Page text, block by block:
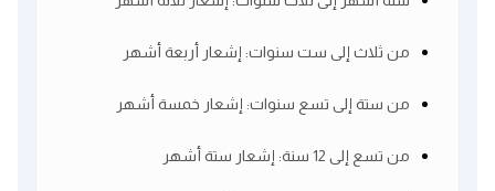
من ثلاث إلى ست سنوات: إشعار أربعة أشهر
من ستة إلى تسع سنوات: إشعار خمسة أشهر
من تسع إلى 12 سنة: إشعار ستة أشهر